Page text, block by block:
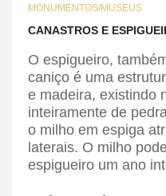
MONUMENTOS/MUSEUS
CANASTROS E
O espigueiro,
caniço é uma
e madeira, existindo
inteiramente de
o milho em espiga
laterais. O milho
espigueiro um ano